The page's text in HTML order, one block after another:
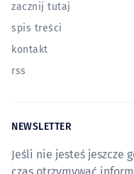
zacznij tutaj
spis treści
kontakt
rss
NEWSLETTER
Jeśli nie jesteś jeszcze